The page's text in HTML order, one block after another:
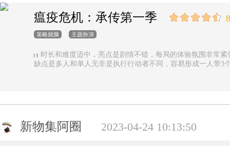
瘟疫危机：承传第一季
策略烧脑 主题扮演
时长和难度适中，亮点是剧情不错，每局的体验氛围非常
缺点是多人和单人无非是执行行动者不同，容易形成一人带3
新物集阿圈 2023-04-24 10:13:50